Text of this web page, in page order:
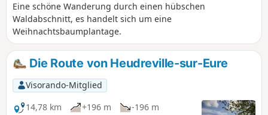
Eine schöne Wanderung durch einen hübschen
Waldabschnitt, es handelt sich um eine
Weihnachtsbaumplantage.
Die Route von Heudreville-sur-Eure
Visorando-Mitglied
14,78 km
+196 m
-196 m